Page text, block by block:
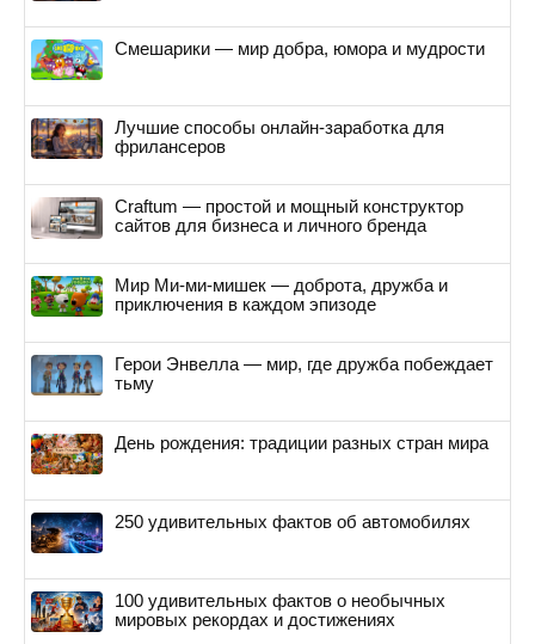
Смешарики — мир добра, юмора и мудрости
Лучшие способы онлайн-заработка для
фрилансеров
Craftum — простой и мощный конструктор
сайтов для бизнеса и личного бренда
Мир Ми-ми-мишек — доброта, дружба и
приключения в каждом эпизоде
Герои Энвелла — мир, где дружба побеждает
тьму
День рождения: традиции разных стран мира
250 удивительных фактов об автомобилях
100 удивительных фактов о необычных
мировых рекордах и достижениях